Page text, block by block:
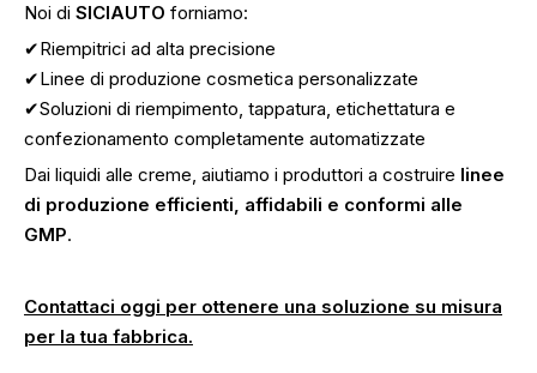
Noi di SICIAUTO forniamo:
✔Riempitrici ad alta precisione
✔Linee di produzione cosmetica personalizzate
✔Soluzioni di riempimento, tappatura, etichettatura e
confezionamento completamente automatizzate
Dai liquidi alle creme, aiutiamo i produttori a costruire linee
di produzione efficienti, affidabili e conformi alle
GMP.
Contattaci oggi per ottenere una soluzione su misura
per la tua fabbrica.